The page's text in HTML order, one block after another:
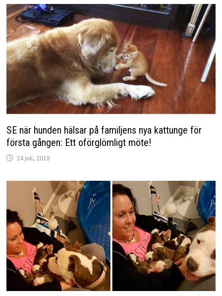
SE när hunden hälsar på familjens nya kattunge för
första gången: Ett oförglömligt möte!
24 juli, 2018